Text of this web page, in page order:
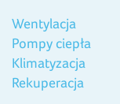
Wentylacja
Pompy ciepła
Klimatyzacja
Rekuperacja